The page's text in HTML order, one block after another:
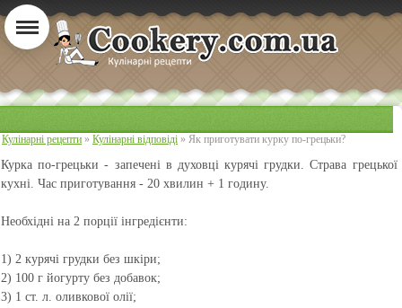
Кулінарні рецепти » Кулінарні відповіді » Як приготувати курку по-грецьки?
Курка по-грецьки - запечені в духовці курячі грудки. Страва грецької
кухні. Час приготування - 20 хвилин + 1 годину.
Необхідні на 2 порції інгредієнти:
1) 2 курячі грудки без шкіри;
2) 100 г йогурту без добавок;
3) 1 ст. л. оливкової олії;